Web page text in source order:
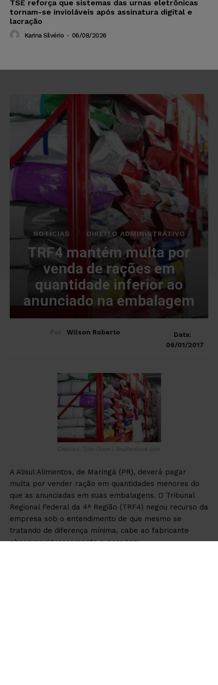
TSE reforça que sistemas das urnas eletrônicas
tornam-se invioláveis após assinatura digital e
lacração
Karina Silvério - 06/08/2026